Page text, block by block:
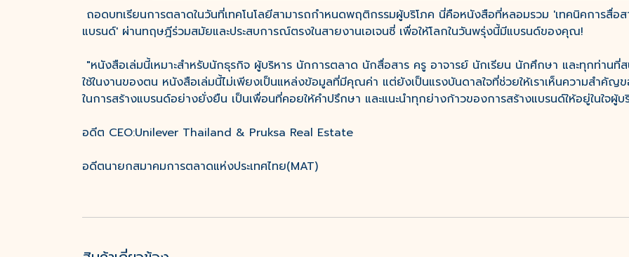
ถอดบทเรียนการตลาดในวันที่เทคโนโลยีสามารถกำหนดพฤติกรรมผู้บริโภค นี่คือหนังสือที่หลอมรวม 'เทคนิคการสื่อ
แบรนด์' ผ่านทฤษฎีร่วมสมัยและประสบการณ์ตรงในสายงานเอเจนซี่ เพื่อให้โลกในวันพรุ่งนี้มีแบรนด์ของคุณ!
"หนังสือเล่มนี้เหมาะสำหรับนักธุรกิจ ผู้บริหาร นักการตลาด นักสื่อสาร ครู อาจารย์ นักเรียน นักศึกษา และทุกท่านที่ส
ใช้ในงานของตน หนังสือเล่มนี้ไม่เพียงเป็นแหล่งข้อมูลที่มีคุณค่า แต่ยังเป็นแรงบันดาลใจที่ช่วยให้เราเห็นความสำคัญ
ในการสร้างแบรนด์อย่างยั่งยืน เป็นเพื่อนที่คอยให้คำปรึกษา และแนะนำทุกย่างก้าวของการสร้างแบรนด์ให้อยู่ในใจผู้
อดีต CEO:Unilever Thailand & Pruksa Real Estate
อดีตนายกสมาคมการตลาดแห่งประเทศไทย(MAT)